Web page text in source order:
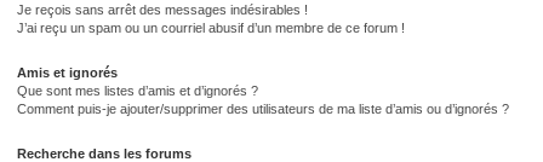
Je reçois sans arrêt des messages indésirables !
J’ai reçu un spam ou un courriel abusif d’un membre de ce forum !
Amis et ignorés
Que sont mes listes d’amis et d’ignorés ?
Comment puis-je ajouter/supprimer des utilisateurs de ma liste d’amis ou d’ignorés ?
Recherche dans les forums